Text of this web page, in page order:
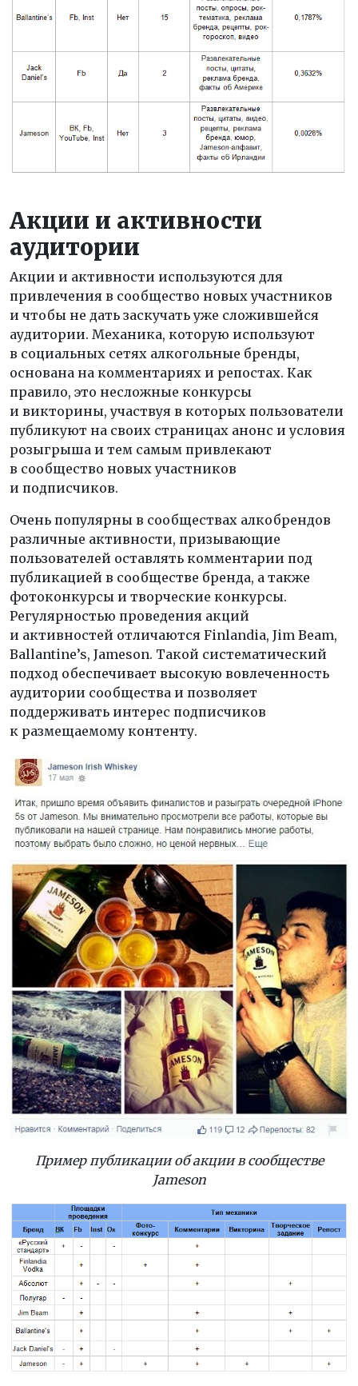
Акции и активности
аудитории
Акции и активности используются для
привлечения в сообщество новых участников
и чтобы не дать заскучать уже сложившейся
аудитории. Механика, которую используют
в социальных сетях алкогольные бренды,
основана на комментариях и репостах. Как
правило, это несложные конкурсы
и викторины, участвуя в которых пользователи
публикуют на своих страницах анонс и условия
розыгрыша и тем самым привлекают
в сообщество новых участников
и подписчиков.
Очень популярны в сообществах алкобрендов
различные активности, призывающие
пользователей оставлять комментарии под
публикацией в сообществе бренда, а также
фотоконкурсы и творческие конкурсы.
Регулярностью проведения акций
и активностей отличаются Finlandia, Jim Beam,
Ballantine’s, Jameson. Такой систематический
подход обеспечивает высокую вовлеченность
аудитории сообщества и позволяет
поддерживать интерес подписчиков
к размещаемому контенту.
Пример публикации об акции в сообществе
Jameson